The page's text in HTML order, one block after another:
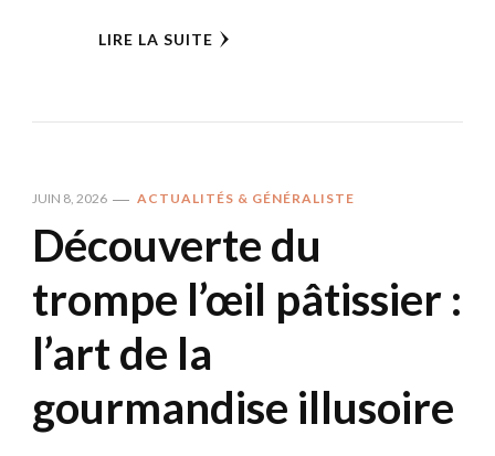
LIRE LA SUITE
JUIN 8, 2026 ACTUALITÉS & GÉNÉRALISTE
Découverte du
trompe l’œil pâtissier :
l’art de la
gourmandise illusoire